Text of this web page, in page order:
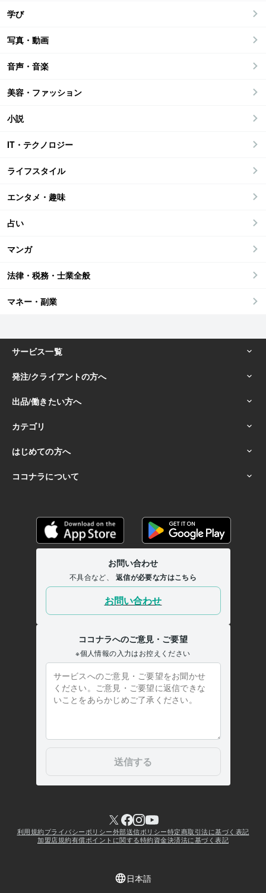
学び
写真・動画
音声・音楽
美容・ファッション
小説
IT・テクノロジー
ライフスタイル
エンタメ・趣味
占い
マンガ
法律・税務・士業全般
マネー・副業